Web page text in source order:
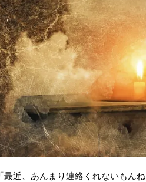
「最近、あんまり連絡くれないもん